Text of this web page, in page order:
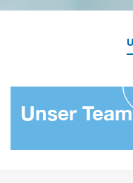
Unser Team